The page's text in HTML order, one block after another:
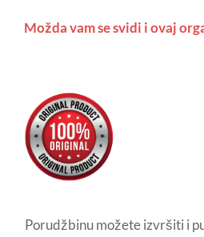
Možda vam se svidi i ovaj
Porudžbinu možete izvršiti i